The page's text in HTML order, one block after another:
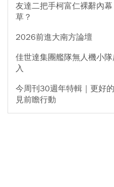
友達二把手柯富仁裸辭內
草？
2026前進大南方論壇
佳世達集團艦隊無人機小
入
今周刊30週年特輯｜更好
見前瞻行動